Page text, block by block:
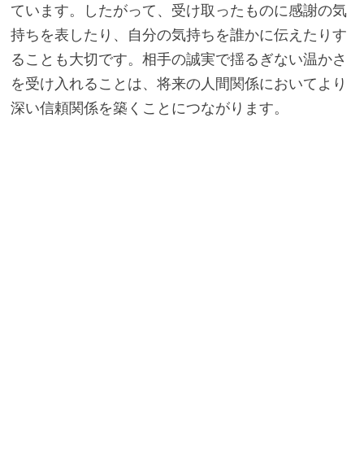
ています。したがって、受け取ったものに感謝の気
持ちを表したり、自分の気持ちを誰かに伝えたりす
ることも大切です。相手の誠実で揺るぎない温かさ
を受け入れることは、将来の人間関係においてより
深い信頼関係を築くことにつながります。